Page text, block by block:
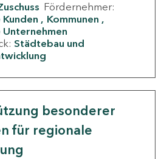
Fördernehmer:
Kommunen
Städtebau und
besonderer
für regionale